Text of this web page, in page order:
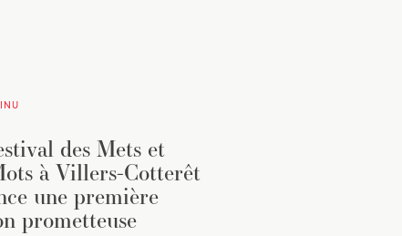
des Mets et
à Villers-Cotterêt
une première
prometteuse